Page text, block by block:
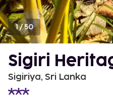
1/50
Sigiri
Sigiriya, Sri Lanka